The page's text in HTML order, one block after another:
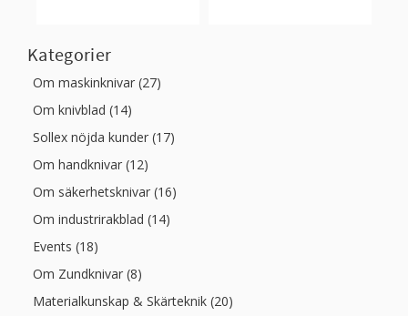
Kategorier
Om maskinknivar (27)
Om knivblad (14)
Sollex nöjda kunder (17)
Om handknivar (12)
Om säkerhetsknivar (16)
Om industrirakblad (14)
Events (18)
Om Zundknivar (8)
Materialkunskap & Skärteknik (20)